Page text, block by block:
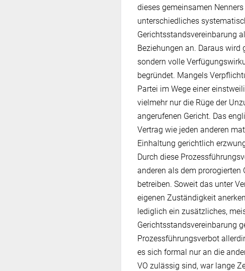
dieses gemeinsamen
unterschiedliches
Gerichtsstandsvereinbarung
Beziehungen an. Daraus
sondern volle
begründet. Mangels
Partei im Wege einer
vielmehr nur die Rüge der
angerufenen Gericht. Das
Vertrag wie jeden anderen
Einhaltung gerichtlich
Durch diese
anderen als dem prorogierten
betreiben. Soweit das unter
eigenen Zuständigkeit
lediglich ein zusätzliches,
Gerichtsstandsvereinbarung
Prozessführungsverbot
es sich formal nur an die
VO zulässig sind, war lange